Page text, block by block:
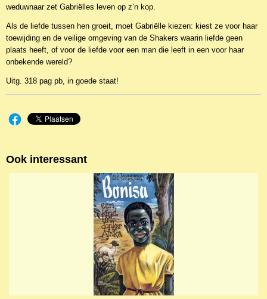
weduwnaar zet Gabriëlles leven op z’n kop.
Als de liefde tussen hen groeit, moet Gabriëlle kiezen: kiest ze voor haar
toewijding en de veilige omgeving van de Shakers waarin liefde geen
plaats heeft, of voor de liefde voor een man die leeft in een voor haar
onbekende wereld?
Uitg. 318 pag pb, in goede staat!
Ook interessant